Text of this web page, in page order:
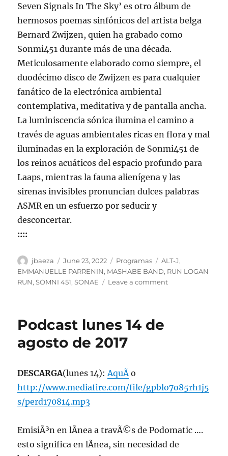
Seven Signals In The Sky’ es otro álbum de
hermosos poemas sinfónicos del artista belga
Bernard Zwijzen, quien ha grabado como
Sonmi451 durante más de una década.
Meticulosamente elaborado como siempre, el
duodécimo disco de Zwijzen es para cualquier
fanático de la electrónica ambiental
contemplativa, meditativa y de pantalla ancha.
La luminiscencia sónica ilumina el camino a
través de aguas ambientales ricas en flora y mal
iluminadas en la exploración de Sonmi451 de
los reinos acuáticos del espacio profundo para
Laaps, mientras la fauna alienígena y las
sirenas invisibles pronuncian dulces palabras
ASMR en un esfuerzo por seducir y
desconcertar.
::::
Author
jbaeza
Posted
on
June 23, 2022 Categories
Programas Tags
ALT-J,
EMMANUELLE PARRENIN, MASHABE BAND, RUN LOGAN
RUN,SOMNI 451,SONAE Leave a commenton
102.5fm
Chile.
Podcast lunes 14 de
agosto de 2017
DESCARGA(lunes 14):AquÃ­o
http://www.mediafire.com/file/gpblo7o85rh1j5
s/perd170814.mp3
EmisiÃ³n en lÃ­nea a travÃ©s de Podomatic ….
esto significa en lÃ­nea, sin necesidad de